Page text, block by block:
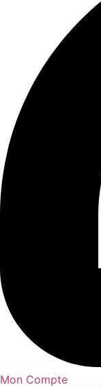
Mon Compte